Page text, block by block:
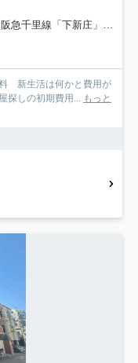
阪急千里線「下新庄」駅 徒歩6分
新生活は何かと費用が
探しの初期費用... もっと